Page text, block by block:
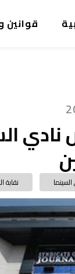
قوانين
عروض
نقابة